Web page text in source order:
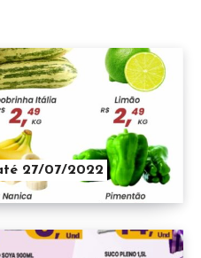
27/07/2022